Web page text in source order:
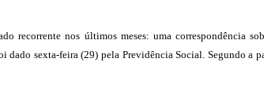
recorrente nos últimos meses: uma correspondência
dado sexta-feira (29) pela Previdência Social. Segundo a